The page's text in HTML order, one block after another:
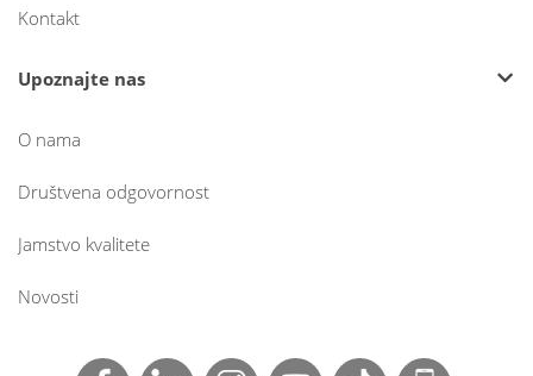
Kontakt
Upoznajte nas
O nama
Društvena odgovornost
Jamstvo kvalitete
Novosti